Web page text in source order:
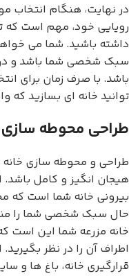
در نهایت، هنگام انتخاب
رویایی خود، مهم است که
داشته باشید. شما می
سبک شخصی شما باشد و در
باشد. با صرف زمان برای
توانید خانه ای بسازید که
طراحی محوطه سازی
طراحی و محوطه سازی خانه
هیجان انگیز و کامل
بیرونی خانه شما است که
حال سبک شخصی شما را
خانه مزرعه شما این است
اطراف آن را در نظر
قرارگیری خانه، باغ ها و